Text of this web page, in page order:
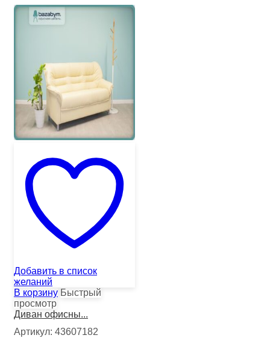
Добавить в список
желаний
В корзину Быстрый
просмотр
Диван офисны...
Артикул: 43607182